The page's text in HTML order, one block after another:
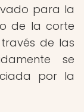
para la
de la corte
de las
se
por la